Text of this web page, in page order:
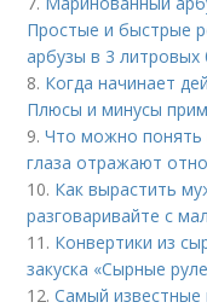
Простые и быстрые
арбузы в 3 литровых
8. Когда начинает
Плюсы и минусы
9.Что можно понять
глаза отражают
10. Как вырастить
разговаривайте с
11. Конвертики из
закуска «Сырные
12.Самый известные